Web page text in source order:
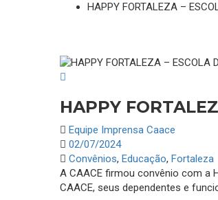
HAPPY FORTALEZA –
HAPPY
Equipe Imprensa Caace
02/07/2024
Convênios, Educação, Fortaleza
A CAACE firmou convênio com a
CAACE, seus dependentes e